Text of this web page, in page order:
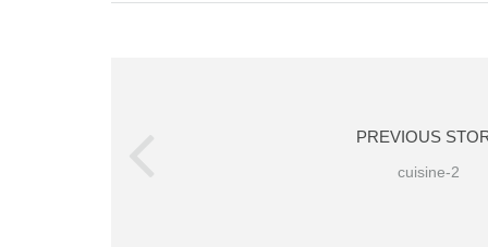
PREVIOUS
cuisine-2